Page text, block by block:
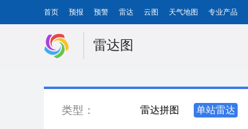
首页 预报 预警 雷达 云图 天气地图 专业产品
雷达图
类型： 雷达拼图 单站雷达